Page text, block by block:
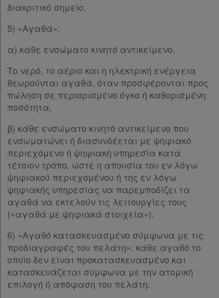
και
δε
βρίσκω
Παρ.1
Παρ.2
Άρθρο 4
Παρ.2
Παρ.4
Άρθρο 4α [-]
Παρ.1
Παρ.2
Άρθρο 4β [-]
Παρ.1
Παρ.2
Παρ.3
Παρ.4
Άρθρο 4γ
Άρθρο 4δ
Άρθρο 4ε
Άρθρο 4στ
Άρθρο στα [-]
Παρ.1
Παρ.2
Παρ.3
Άρθρο 4ζ
διακριτικό σημείο.
5) «Αγαθά»:
α) κάθε ενσώματο κινητό αντικείμενο.
Το νερό, το αέριο και η ηλεκτρική ενέργεια
θεωρούνται αγαθά, όταν προσφέρονται προς
πώληση σε περιορισμένο όγκο ή καθορισμένη
ποσότητα,
β) κάθε ενσώματο κινητό αντικείμενο που
ενσωματώνει ή διασυνδέεται με ψηφιακό
περιεχόμενο ή ψηφιακή υπηρεσία κατά
τέτοιον τρόπο, ώστε η απουσία του εν λόγω
ψηφιακού περιεχομένου ή της εν λόγω
ψηφιακής υπηρεσίας να παρεμποδίζει τα
αγαθά να εκτελούν τις λειτουργίες τους
(«αγαθά με ψηφιακά στοιχεία»).
6) «Αγαθό κατασκευασμένο σύμφωνα με τις
προδιαγραφές του πελάτη»: κάθε αγαθό το
οποίο δεν είναι προκατασκευασμένο και
κατασκευάζεται σύμφωνα με την ατομική
επιλογή ή απόφαση του πελάτη.